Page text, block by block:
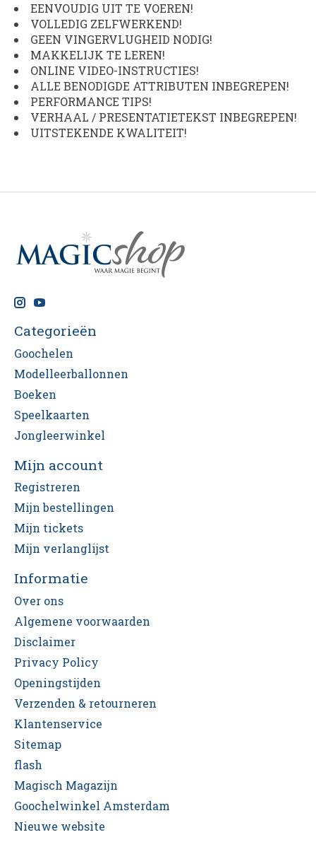
EENVOUDIG UIT TE VOEREN!
VOLLEDIG ZELFWERKEND!
GEEN VINGERVLUGHEID NODIG!
MAKKELIJK TE LEREN!
ONLINE VIDEO-INSTRUCTIES!
ALLE BENODIGDE ATTRIBUTEN INBEGREPEN!
PERFORMANCE TIPS!
VERHAAL / PRESENTATIETEKST INBEGREPEN!
UITSTEKENDE KWALITEIT!
Categorieën
Goochelen
Modelleerballonnen
Boeken
Speelkaarten
Jongleerwinkel
Mijn account
Registreren
Mijn bestellingen
Mijn tickets
Mijn verlanglijst
Informatie
Over ons
Algemene voorwaarden
Disclaimer
Privacy Policy
Openingstijden
Verzenden & retourneren
Klantenservice
Sitemap
flash
Magisch Magazijn
Goochelwinkel Amsterdam
Nieuwe website